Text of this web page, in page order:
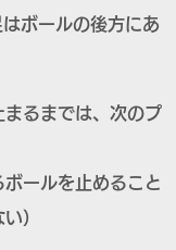
ボールの後方にあ
まるまでは、次のプ
ボールを止めること
）